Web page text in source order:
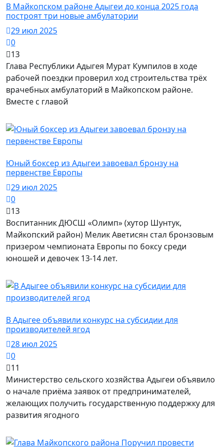
В Майкопском районе Адыгеи до конца 2025 года
построят три новые амбулатории
29 июл 2025
0
13
Глава Республики Адыгея Мурат Кумпилов в ходе
рабочей поездки проверил ход строительства трёх
врачебных амбулаторий в Майкопском районе.
Вместе с главой
Юный боксер из Адыгеи завоевал бронзу на
первенстве Европы
29 июл 2025
0
13
Воспитанник ДЮСШ «Олимп» (хутор Шунтук,
Майкопский район) Мелик Аветисян стал бронзовым
призером чемпионата Европы по боксу среди
юношей и девочек 13-14 лет.
В Адыгее объявили конкурс на субсидии для
производителей ягод
28 июл 2025
0
11
Министерство сельского хозяйства Адыгеи объявило
о начале приёма заявок от предпринимателей,
желающих получить государственную поддержку для
развития ягодного